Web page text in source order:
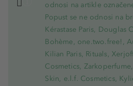
odnosi na artikle
Popust se ne odnosi na
Kérastase Paris, Douglas
Bohème, one.two.free!,
Kilian Paris, Rituals,
Cosmetics,
Skin, e.l.f. Cosmetics,